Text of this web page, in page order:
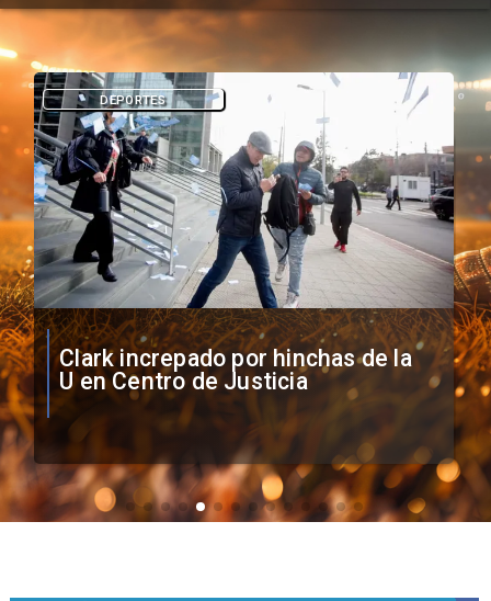
Vozinha firma contrato con Colo
Colo como nuevo arquero
DEPORTES